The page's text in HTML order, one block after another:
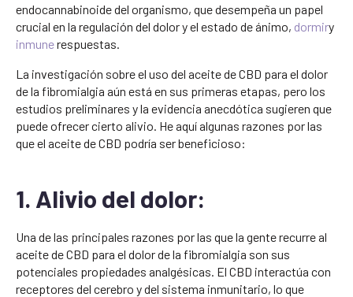
endocannabinoide del organismo, que desempeña un papel
crucial en la regulación del dolor y el estado de ánimo, dormiry
inmunerespuestas.
La investigación sobre el uso del aceite de CBD para el dolor
de la fibromialgia aún está en sus primeras etapas, pero los
estudios preliminares y la evidencia anecdótica sugieren que
puede ofrecer cierto alivio. He aquí algunas razones por las
que el aceite de CBD podría ser beneficioso:
1. Alivio del dolor:
Una de las principales razones por las que la gente recurre al
aceite de CBD para el dolor de la fibromialgia son sus
potenciales propiedades analgésicas. El CBD interactúa con
receptores del cerebro y del sistema inmunitario, lo que